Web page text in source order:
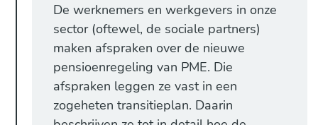
De werknemers en werkgevers in onze
sector (oftewel, de sociale partners)
maken afspraken over de nieuwe
pensioenregeling van PME. Die
afspraken leggen ze vast in een
zogeheten transitieplan. Daarin